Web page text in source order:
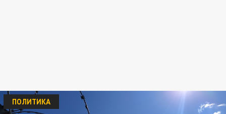
ПОЛИТИКА